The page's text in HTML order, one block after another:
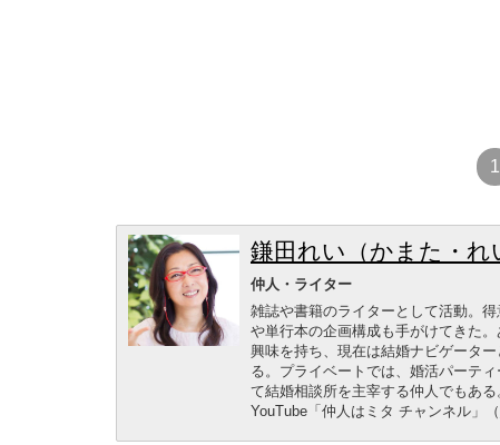
1
鎌田れい（かまた・れ
仲人・ライター
雑誌や書籍のライターとして活動。
や単行本の企画構成も手がけてきた
興味を持ち、現在は結婚ナビゲータ
る。プライベートでは、婚活パーテ
て結婚相談所を主宰する仲人でもあ
YouTube「仲人はミタ チャンネル」（